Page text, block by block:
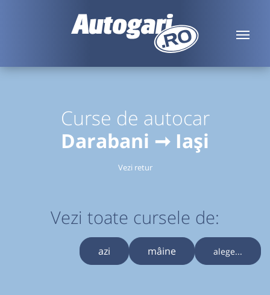
Curse de autocar
Darabani ➞ Iași
Vezi retur
Vezi toate cursele de:
azi mâine alege...